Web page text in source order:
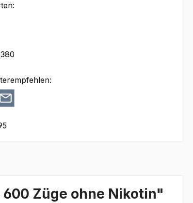
600 Züge ohne Nikotin"